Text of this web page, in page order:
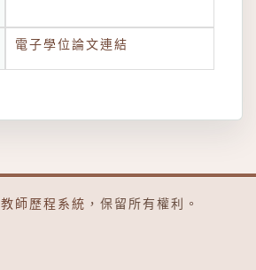
電子學位論文連結
教師歷程系統 ，保留所有權利。